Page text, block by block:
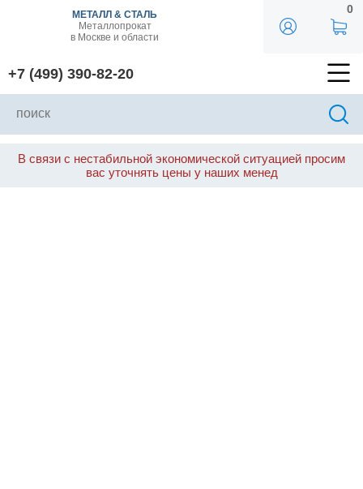
МЕТАЛЛ & СТАЛЬ
Металлопрокат
в Москве и области
+7 (499) 390-82-20
0
В связи с нестабильной экономической ситуацией просим
вас уточнять цены у наших менед